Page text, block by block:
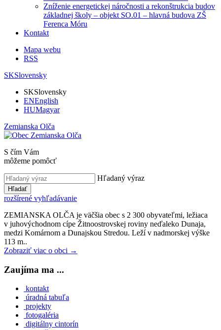
Zníženie energetickej náročnosti a rekonštrukcia budov
základnej školy – objekt SO.01 – hlavná budova ZŠ
Ferenca Móru
Kontakt
Mapa webu
RSS
SKSlovensky
SKSlovensky
ENEnglish
HUMagyar
Zemianska Olča
S čím Vám
môžeme pomôcť
Hľadaný výraz
Hľadať
rozšírené vyhľadávanie
ZEMIANSKA OLČA je väčšia obec s 2 300 obyvateľmi, ležiaca
v juhovýchodnom cípe Žitnoostrovskej roviny neďaleko Dunaja,
medzi Komárnom a Dunajskou Stredou. Leží v nadmorskej výške
113 m..
Zobraziť viac o obci →
Zaujíma ma ...
kontakt
úradná tabuľa
projekty
fotogaléria
digitálny cintorín